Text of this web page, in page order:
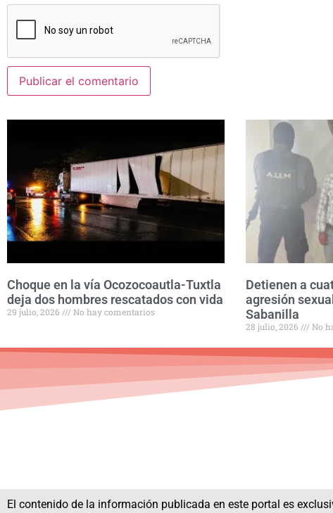
Choque en la vía Ocozocoautla-Tuxtla
deja dos hombres rescatados con vida
29 julio, 2026 No hay comentarios
Detienen a
agresión
Sabanilla
28 julio, 2026 No
El contenido de la información publicada en este portal es